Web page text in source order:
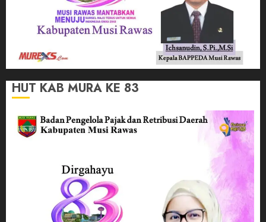
HUT KAB MURA KE 83